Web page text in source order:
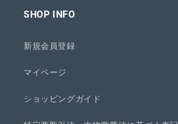
SHOP INFO
新規会員登録
マイページ
ショッピングガイド